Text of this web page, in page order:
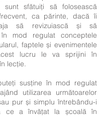
sunt sfătuiți să folosească
ca părinte, dacă îi
să revizuiască și să
în mod regulat conceptele
faptele și evenimentele
lucru le va sprijini în
lecție.
susține în mod regulat
utilizarea următoarelor
pur și simplu întrebându-i
ce a învățat la școală în